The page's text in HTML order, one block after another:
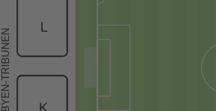
L
K
BYEN-TRIBUNEN